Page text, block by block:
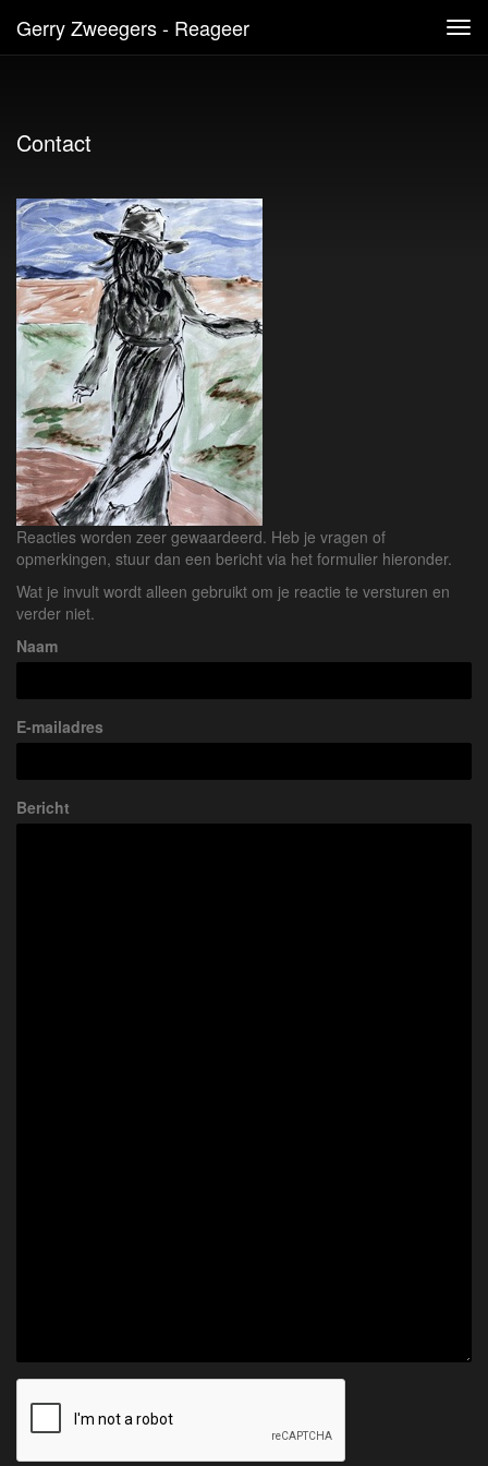
Gerry Zweegers - Reageer
Contact
Reacties worden zeer gewaardeerd. Heb je vragen of
opmerkingen, stuur dan een bericht via het formulier hieronder.
Wat je invult wordt alleen gebruikt om je reactie te versturen en
verder niet.
Naam
E-mailadres
Bericht